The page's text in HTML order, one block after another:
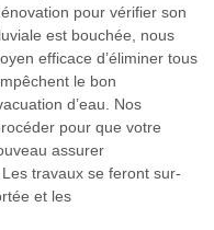
pour vérifier son
est bouchée, nous
efficace d’éliminer tous
le bon
d’eau. Nos
pour que votre
assurer
travaux se feront sur-
et les